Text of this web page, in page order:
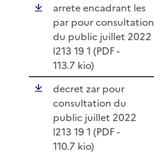
arrete encadrant les
par pour consultation
du public juillet 2022
l213 19 1 (PDF-
113.7 kio)
decret zar pour
consultation du
public juillet 2022
l213 19 1 (PDF-
110.7 kio)